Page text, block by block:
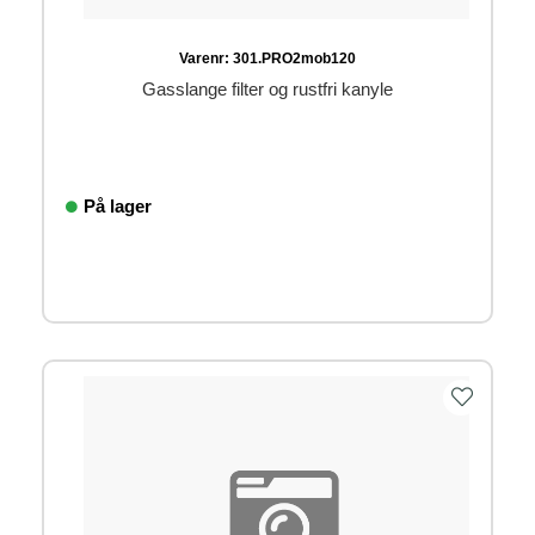
Varenr: 301.PRO2mob120
Gasslange filter og rustfri kanyle
På lager